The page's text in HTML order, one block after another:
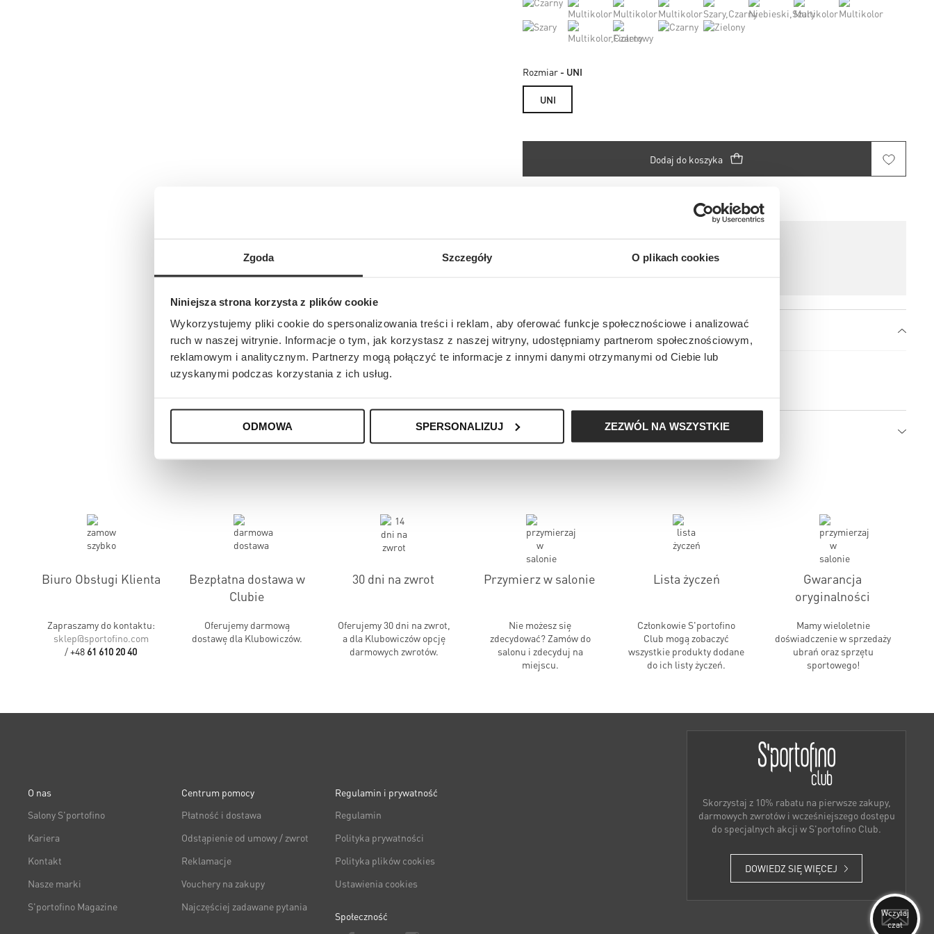
Zgoda Szczegóły O plikach cookies
Niniejsza strona korzysta z plików cookie
Wykorzystujemy pliki cookie do spersonalizowania treści i reklam, aby oferować funkcje społecznościowe i analizować
ruch w naszej witrynie. Informacje o tym, jak korzystasz z naszej witryny, udostępniamy partnerom społecznościowym,
reklamowym i analitycznym. Partnerzy mogą połączyć te informacje z innymi danymi otrzymanymi od Ciebie lub
uzyskanymi podczas korzystania z ich usług.
ODMOWA SPERSONALIZUJ ZEZWÓL NA WSZYSTKIE
Rozmiar - UNI
UNI
Dodaj do koszyka
Bezpłatna dostawa do salonów stacjonarnych
Opis i detale
Biuro Obsługi Klienta
Zapraszamy do kontaktu:
sklep@sportofino.com
/+48 61 610 20 40
Bezpłatna dostawa w
Clubie
Oferujemy darmową
dostawę dla Klubowiczów.
30 dni na zwrot
Oferujemy 30 dni na zwrot,
a dla Klubowiczów opcję
darmowych zwrotów.
Przymierz w salonie
Nie możesz się
zdecydować? Zamów do
salonu i zdecyduj na
miejscu.
Lista życzeń
Członkowie S'portofino
Club mogą zobaczyć
wszystkie produkty dodane
do ich listy życzeń.
Gwarancja
oryginalności
Mamy wieloletnie
doświadczenie w sprzedaży
ubrań oraz sprzętu
sportowego!
Skorzystaj z 10% rabatu na pierwsze zakupy,
darmowych zwrotów i wcześniejszego dostępu
do specjalnych akcji w S'portofino Club.
DOWIEDZ SIĘ WIĘCEJ
O nas
Salony S'portofino
Kariera
Kontakt
Nasze marki
S'portofino Magazine
Centrum pomocy
Płatność i dostawa
Odstąpienie od umowy / zwrot
Reklamacje
Vouchery na zakupy
Najczęściej zadawane pytania
Regulamin i prywatność
Regulamin
Polityka prywatności
Polityka plików cookies
Ustawienia cookies
Społeczność
Wczytaj
czat